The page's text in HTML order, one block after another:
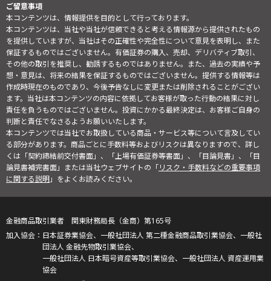
ご留意事項
本コンテンツは、情報提供を目的として行っております。
本コンテンツは、当社や当社が信頼できると考える情報源から提供されたもの
を提供していますが、当社はその正確性や完全性について意見を表明し、また
保証するものではございません。有価証券の購入、売却、デリバティブ取引、
その他の取引を推奨し、勧誘するものではありません。また、過去の実績や予
想・意見は、将来の結果を保証するものではございません。提供する情報等は
作成時現在のものであり、今後予告なしに変更または削除されることがござい
ます。当社は本コンテンツの内容に依拠してお客様が取った行動の結果に対し
責任を負うものではございません。投資にかかる最終決定は、お客様ご自身の
判断と責任でなさるようお願いいたします。
本コンテンツでは当社でお取扱している商品・サービス等について言及してい
る部分があります。商品ごとに手数料等およびリスクは異なりますので、詳し
くは「契約締結前交付書面」、「上場有価証券等書面」、「目論見書」、「目
論見書補完書面」または当社ウェブサイトの「リスク・手数料などの重要事項
に関する説明」をよくお読みください。
金融商品取引業者 関東財務局長（金商）第165号
日本証券業協会、一般社団法人 第二種金融商品取引業協会、一般社
団法人 金融先物取引業協会、
一般社団法人 日本暗号資産等取引業協会、一般社団法人 資産運用業
協会